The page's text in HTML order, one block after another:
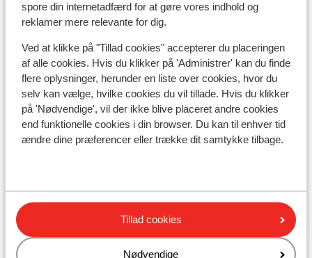
spore din internetadfærd for at gøre vores indhold og
reklamer mere relevante for dig.
Ved at klikke på "Tillad cookies" accepterer du placeringen
af alle cookies. Hvis du klikker på 'Administrer' kan du finde
flere oplysninger, herunder en liste over cookies, hvor du
selv kan vælge, hvilke cookies du vil tillade. Hvis du klikker
på 'Nødvendige', vil der ikke blive placeret andre cookies
end funktionelle cookies i din browser. Du kan til enhver tid
ændre dine præferencer eller trække dit samtykke tilbage.
Tillad cookies
Nødvendige
Se på kort
I området
Ved stranden (sandstrand, liggestole (gratis) )
Afstand til nærmeste butikker ca. 1000 meter
Nærmeste restaurant ca. 1500 meter